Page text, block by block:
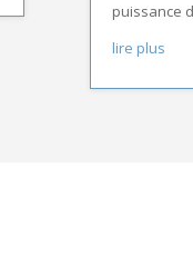
puissance
lire plus